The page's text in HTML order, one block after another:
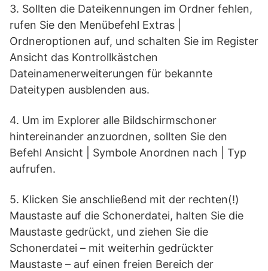
3. Sollten die Dateikennungen im Ordner fehlen,
rufen Sie den Menübefehl Extras |
Ordneroptionen auf, und schalten Sie im Register
Ansicht das Kontrollkästchen
Dateinamenerweiterungen für bekannte
Dateitypen ausblenden aus.
4. Um im Explorer alle Bildschirmschoner
hintereinander anzuordnen, sollten Sie den
Befehl Ansicht | Symbole Anordnen nach | Typ
aufrufen.
5. Klicken Sie anschließend mit der rechten(!)
Maustaste auf die Schonerdatei, halten Sie die
Maustaste gedrückt, und ziehen Sie die
Schonerdatei – mit weiterhin gedrückter
Maustaste – auf einen freien Bereich der